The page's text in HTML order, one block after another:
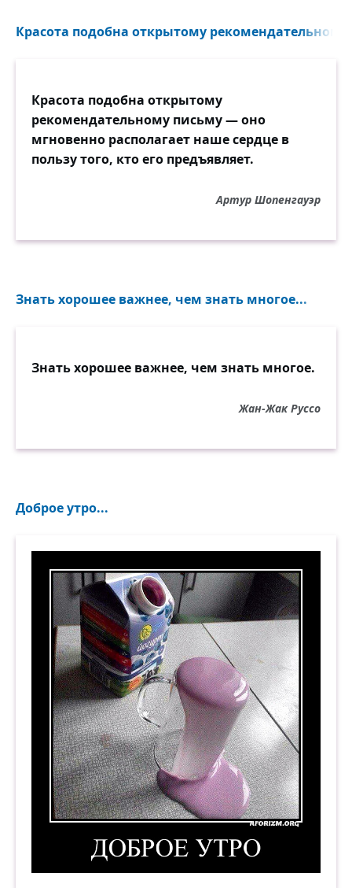
Красота подобна открытому
Красота подобна открытому
рекомендательному письму — оно
мгновенно располагает наше сердце в
пользу того, кто его предъявляет.
Артур Шопенгауэр
Знать хорошее важнее, чем знать многое...
Знать хорошее важнее, чем знать многое.
Жан-Жак Руссо
Доброе утро...
Доброе утро. Демотиватор